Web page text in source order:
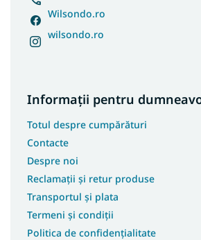
Wilsondo.ro
wilsondo.ro
Informații pentru
Totul despre cumpărături
Contacte
Despre noi
Reclamații și retur produse
Transportul și plata
Termeni și condiții
Politica de confidențialitate